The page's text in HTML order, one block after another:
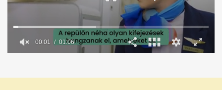
1
00:02 01:06